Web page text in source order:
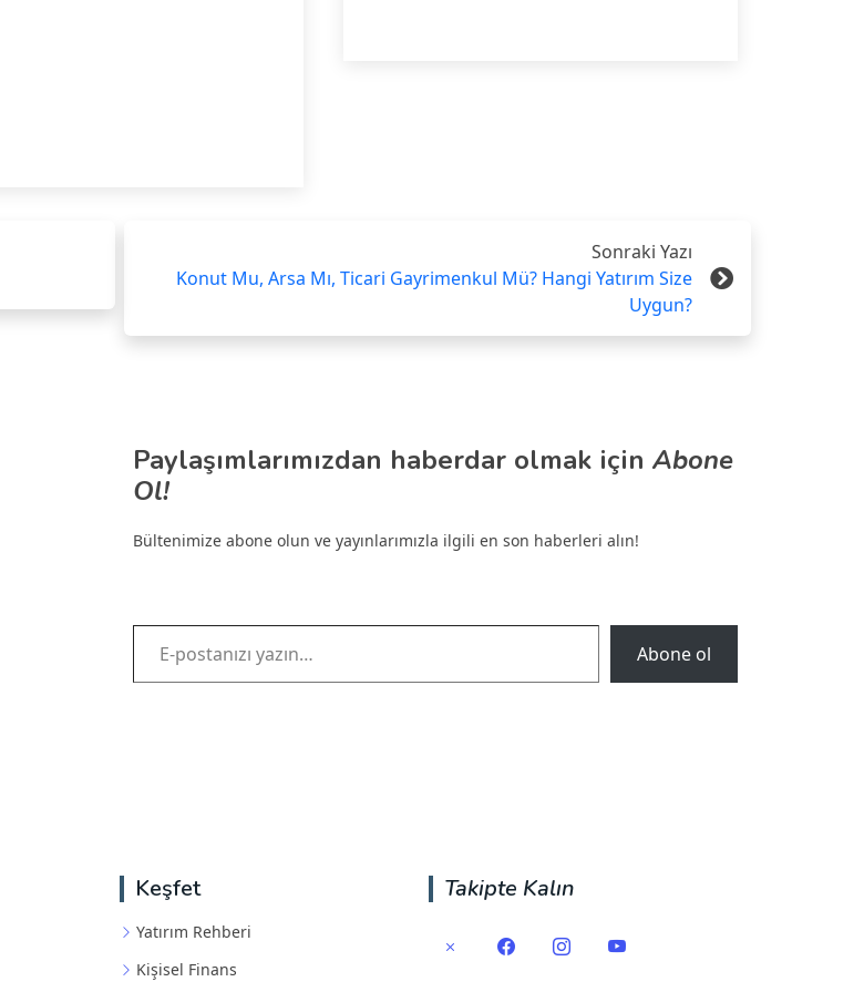
Sonraki Yazı
Konut Mu, Arsa Mı, Ticari Gayrimenkul Mü? Hangi Yatırım Size
Uygun?
Paylaşımlarımızdan haberdar olmak için Abone
Ol!
Bültenimize abone olun ve yayınlarımızla ilgili en son haberleri alın!
E-postanızı yazın…
Abone ol
Keşfet
Yatırım Rehberi
Kişisel Finans
Takipte Kalın